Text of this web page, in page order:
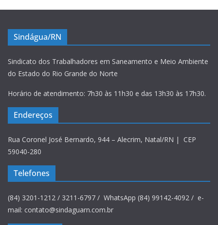
Sindágua/RN
Sindicato dos Trabalhadores em Saneamento e Meio Ambiente
do Estado do Rio Grande do Norte
Horário de atendimento: 7h30 às 11h30 e das 13h30 às 17h30.
Endereços
Rua Coronel José Bernardo, 944 – Alecrim, Natal/RN | CEP
59040-280
Telefones
(84) 3201-1212 / 3211-6797 / WhatsApp (84) 99142-4092 / e-
mail: contato@sindaguarn.com.br